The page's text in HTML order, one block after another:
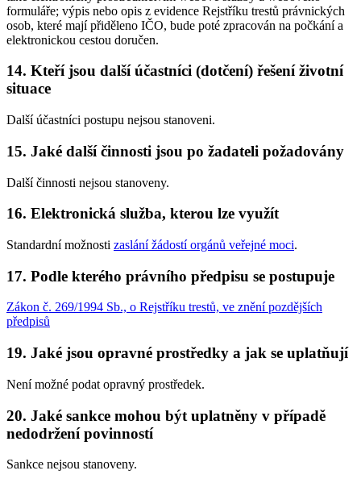
formuláře; výpis nebo opis z evidence Rejstříku trestů právnických
osob, které mají přiděleno IČO, bude poté zpracován na počkání a
elektronickou cestou doručen.
14. Kteří jsou další účastníci (dotčení) řešení životní
situace
Další účastníci postupu nejsou stanoveni.
15. Jaké další činnosti jsou po žadateli požadovány
Další činnosti nejsou stanoveny.
16. Elektronická služba, kterou lze využít
Standardní možnosti zaslání žádostí orgánů veřejné moci.
17. Podle kterého právního předpisu se postupuje
Zákon č. 269/1994 Sb., o Rejstříku trestů, ve znění pozdějších
předpisů
19. Jaké jsou opravné prostředky a jak se uplatňují
Není možné podat opravný prostředek.
20. Jaké sankce mohou být uplatněny v případě
nedodržení povinností
Sankce nejsou stanoveny.